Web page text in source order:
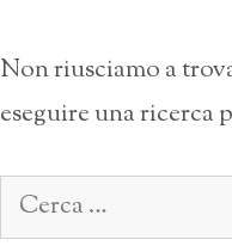
Non riusciamo a
eseguire una ricerca
Ricerca
per: